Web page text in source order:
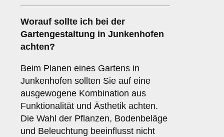
Worauf sollte ich bei der
Gartengestaltung in Junkenhofen
achten?
Beim Planen eines Gartens in
Junkenhofen sollten Sie auf eine
ausgewogene Kombination aus
Funktionalität und Ästhetik achten.
Die Wahl der Pflanzen, Bodenbeläge
und Beleuchtung beeinflusst nicht